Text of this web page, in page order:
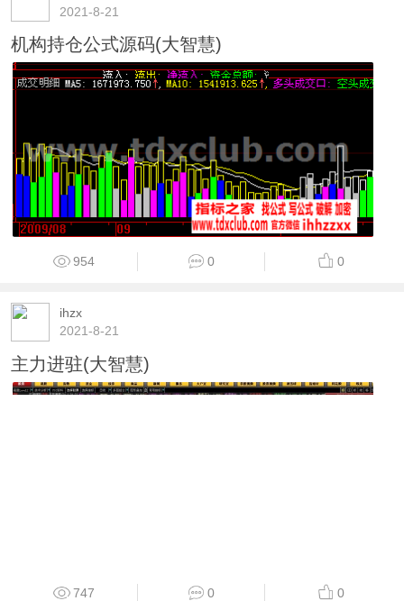
2021-8-21
机构持仓公式源码(大智慧)
954 0 0
ihzx
2021-8-21
主力进驻(大智慧)
747 0 0